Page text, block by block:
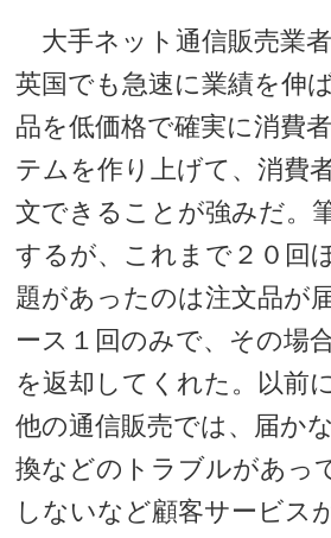
大手ネット通信販売業
英国でも急速に業績を伸
品を低価格で確実に消費
テムを作り上げて、消費
文できることが強みだ。
するが、これまで２０回
題があったのは注文品が
ース１回のみで、その場
を返却してくれた。以前
他の通信販売では、届か
換などのトラブルがあっ
しないなど顧客サービス